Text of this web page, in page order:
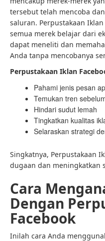
tersebut telah mencoba
saluran. Perpustakaan
semua merek belajar dari
dapat meneliti dan
Anda tanpa mencobanya
Perpustakaan Iklan
Pahami jenis pesan
Temukan tren
Hindari sudut lemah
Tingkatkan kualitas
Selaraskan strategi
Singkatnya, Perpustakaan
dugaan dan meningkatkan
Cara
Dengan
Facebook
Inilah cara Anda